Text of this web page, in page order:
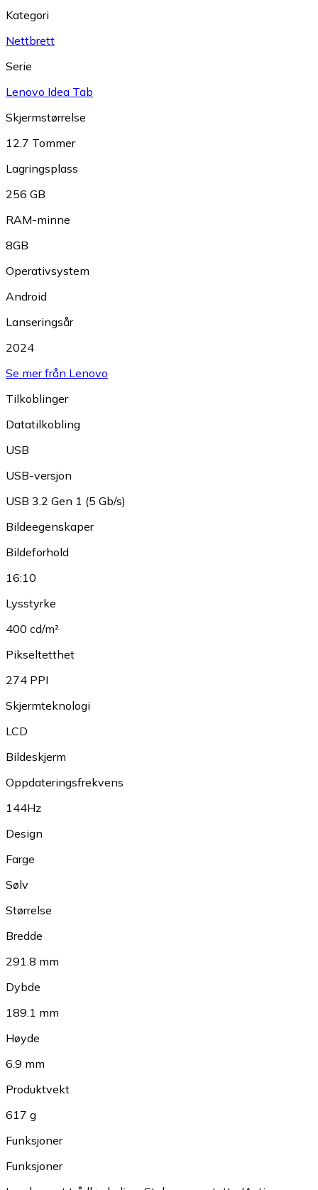
Kategori
Nettbrett
Serie
Lenovo Idea Tab
Skjermstørrelse
12.7 Tommer
Lagringsplass
256 GB
RAM-minne
8GB
Operativsystem
Android
Lanseringsår
2024
Se mer från Lenovo
Tilkoblinger
Datatilkobling
USB
USB-versjon
USB 3.2 Gen 1 (5 Gb/s)
Bildeegenskaper
Bildeforhold
16:10
Lysstyrke
400 cd/m²
Pikseltetthet
274 PPI
Skjermteknologi
LCD
Bildeskjerm
Oppdateringsfrekvens
144Hz
Design
Farge
Sølv
Størrelse
Bredde
291.8 mm
Dybde
189.1 mm
Høyde
6.9 mm
Produktvekt
617 g
Funksjoner
Funksjoner